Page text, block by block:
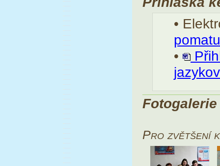
•
•
Fotogalerie
Pro zvětšení